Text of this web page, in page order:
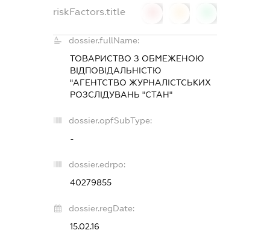
riskFactors.title
dossier.fullName:
ТОВАРИСТВО З ОБМЕЖЕНОЮ
ВІДПОВІДАЛЬНІСТЮ
"АГЕНТСТВО ЖУРНАЛІСТСЬКИХ
РОЗСЛІДУВАНЬ "СТАН"
dossier.opfSubType:
-
dossier.edrpo:
40279855
dossier.regDate:
15.02.16